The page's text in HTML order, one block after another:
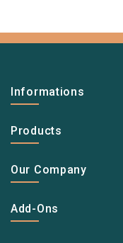
Informations
Products
Our Company
Add-Ons